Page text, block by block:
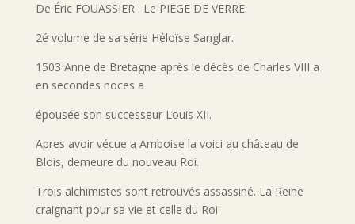
De Éric FOUASSIER : Le PIEGE DE VERRE.
2é volume de sa série Héloïse Sanglar.
1503 Anne de Bretagne après le décès de Charles VIII a
en secondes noces a
épousée son successeur Louis XII.
Apres avoir vécue a Amboise la voici au château de
Blois, demeure du nouveau Roi.
Trois alchimistes sont retrouvés assassiné. La Reine
craignant pour sa vie et celle du Roi